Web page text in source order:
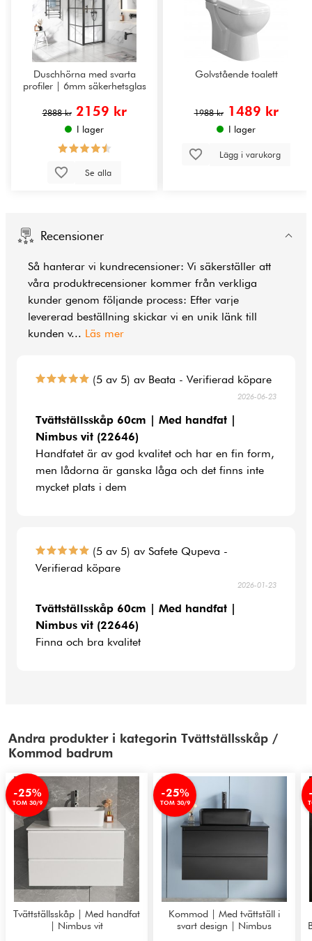
Duschhörna med svarta
profiler | 6mm säkerhetsglas
2888 kr 2159 kr
I lager
Se alla
Golvstående toalett
1988 kr 1489 kr
I lager
Lägg i varukorg
Recensioner
Så hanterar vi kundrecensioner: Vi säkerställer att
våra produktrecensioner kommer från verkliga
kunder genom följande process: Efter varje
levererad beställning skickar vi en unik länk till
kunden v... Läs mer
(5 av 5) av Beata - Verifierad köpare
2026-06-23
Tvättställsskåp 60cm | Med handfat |
Nimbus vit (22646)
Handfatet är av god kvalitet och har en fin form,
men lådorna är ganska låga och det finns inte
mycket plats i dem
(5 av 5) av Safete Qupeva -
Verifierad köpare
2026-01-23
Tvättställsskåp 60cm | Med handfat |
Nimbus vit (22646)
Finna och bra kvalitet
Andra produkter i kategorin Tvättställsskåp /
Kommod badrum
-25%
TOM 30/9
Tvättställsskåp | Med handfat
| Nimbus vit
-25%
TOM 30/9
Kommod | Med tvättställ i
svart design | Nimbus